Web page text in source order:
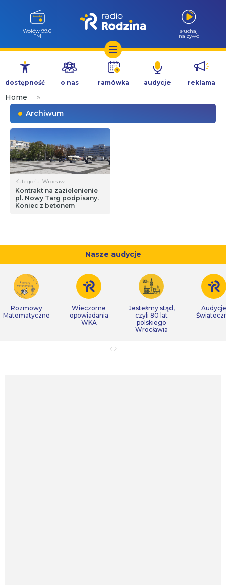
Przejdź
treści
Wołów 99.6
FM
słuchaj
na żywo
dostępność o nas ramówka audycje reklama
Home
»
Archiwum
Kategoria: Wrocław
Kontrakt na zazielenienie
pl. Nowy Targ podpisany.
Koniec z betonem
Nasze audycje
Rozmowy
Matematyczne
Wieczorne
opowiadania
WKA
Jesteśmy stąd,
czyli 80 lat
polskiego
Wrocławia
Audycje